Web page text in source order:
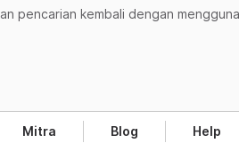
pencarian kembali dengan
Mitra Blog Help